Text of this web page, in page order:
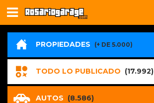
PROPIEDADES (+ DE 5.000)
TODO LO PUBLICADO (17.992)
AUTOS (8.586)